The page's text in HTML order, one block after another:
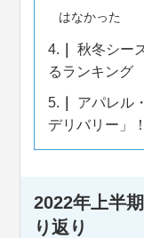
はなかった
4.
秋冬シー
るランキング
5.
アパレル
デリバリー」！
2022年上半
り返り